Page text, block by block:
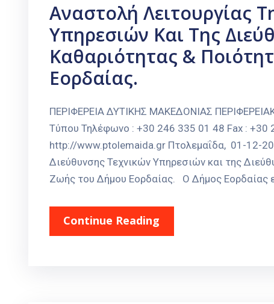
Αναστολή Λειτουργίας
Υπηρεσιών Και Της
Καθαριότητας &
Εορδαίας.
ΠΕΡΙΦΕΡΕΙΑ ΔΥΤΙΚΗΣ ΜΑΚΕΔΟΝΙΑΣ
Τύπου Τηλέφωνο : +30 246 335 01 48 Fax : +30
http://www.ptolemaida.gr Πτολεμαΐδα, 01-12-
Διεύθυνσης Τεχνικών Υπηρεσιών και της
Ζωής του Δήμου Εορδαίας. Ο Δήμος Εορδαίας
Continue Reading